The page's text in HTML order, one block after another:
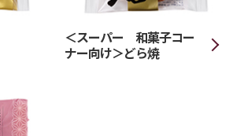
＜スーパー 和菓子コー
ナー向け＞どら焼